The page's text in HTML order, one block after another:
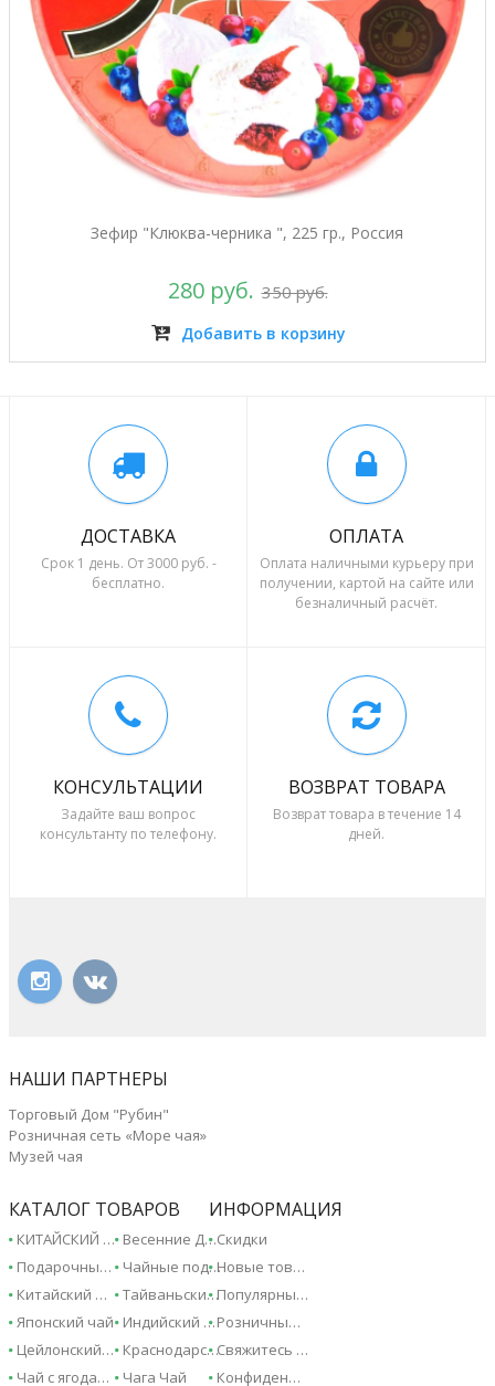
Зефир "Клюква-черника ", 225 гр., Россия
280 руб. 350 руб.
Добавить в корзину
ДОСТАВКА
Срок 1 день. От 3000 руб. -
бесплатно.
ОПЛАТА
Оплата наличными курьеру при
получении, картой на сайте или
безналичный расчёт.
КОНСУЛЬТАЦИИ
Задайте ваш вопрос
консультанту по телефону.
ВОЗВРАТ ТОВАРА
Возврат товара в течение 14
дней.
НАШИ ПАРТНЕРЫ
Торговый Дом "Рубин"
Розничная сеть «Море чая»
Музей чая
КАТАЛОГ ТОВАРОВ
КИТАЙСКИЙ ЧАЙ - 2026!
Весенние Дарджилинги - 2026!
Подарочные сертификаты
Чайные подарки и сувениры
Китайский чай
Тайваньский чай
Японский чай Индийский чай
Цейлонский чай
Краснодарский чай
Чай с ягодами и фруктами
Чага Чай
ИНФОРМАЦИЯ
Скидки
Новые товары
Популярные товары
Розничные магазины
Свяжитесь с нами
Конфиденциальность